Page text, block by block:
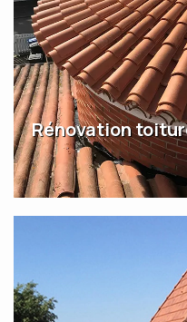
Rénovation